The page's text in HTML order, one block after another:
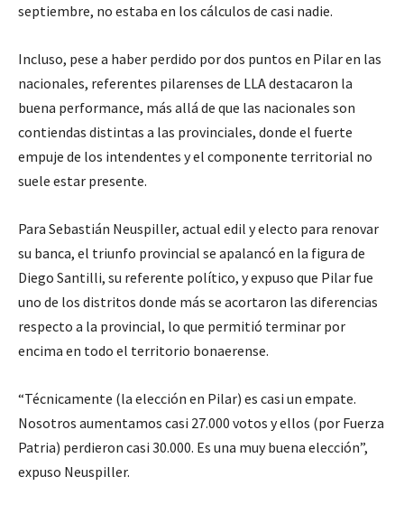
septiembre, no estaba en los cálculos de casi nadie.
Incluso, pese a haber perdido por dos puntos en Pilar en las
nacionales, referentes pilarenses de LLA destacaron la
buena performance, más allá de que las nacionales son
contiendas distintas a las provinciales, donde el fuerte
empuje de los intendentes y el componente territorial no
suele estar presente.
Para Sebastián Neuspiller, actual edil y electo para renovar
su banca, el triunfo provincial se apalancó en la figura de
Diego Santilli, su referente político, y expuso que Pilar fue
uno de los distritos donde más se acortaron las diferencias
respecto a la provincial, lo que permitió terminar por
encima en todo el territorio bonaerense.
“Técnicamente (la elección en Pilar) es casi un empate.
Nosotros aumentamos casi 27.000 votos y ellos (por Fuerza
Patria) perdieron casi 30.000. Es una muy buena elección”,
expuso Neuspiller.